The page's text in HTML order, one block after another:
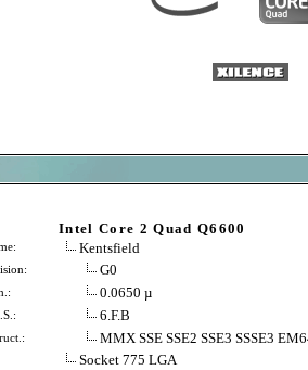
Intel Core 2 Quad Q6600
Kentsfield
G0
0.0650 µ
6.F.B
MMX SSE SSE2 SSE3 SSSE3
Socket 775 LGA